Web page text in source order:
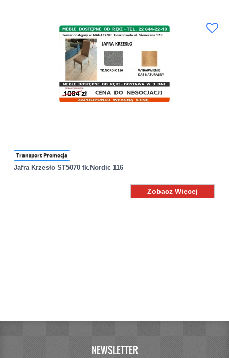
Transport Promocja
Jafra Krzesło ST5070 tk.Nordic 116
Zobacz Więcej
NEWSLETTER